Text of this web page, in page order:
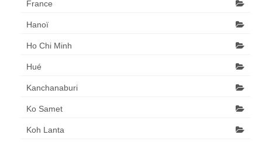
France
Hanoï
Ho Chi Minh
Hué
Kanchanaburi
Ko Samet
Koh Lanta